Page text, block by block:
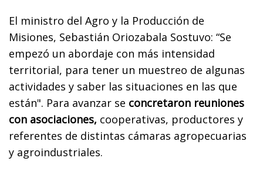
El ministro del Agro y la Producción de
Misiones, Sebastián Oriozabala Sostuvo: “Se
empezó un abordaje con más intensidad
territorial, para tener un muestreo de algunas
actividades y saber las situaciones en las que
están". Para avanzar se concretaron reuniones
con asociaciones, cooperativas, productores y
referentes de distintas cámaras agropecuarias
y agroindustriales.